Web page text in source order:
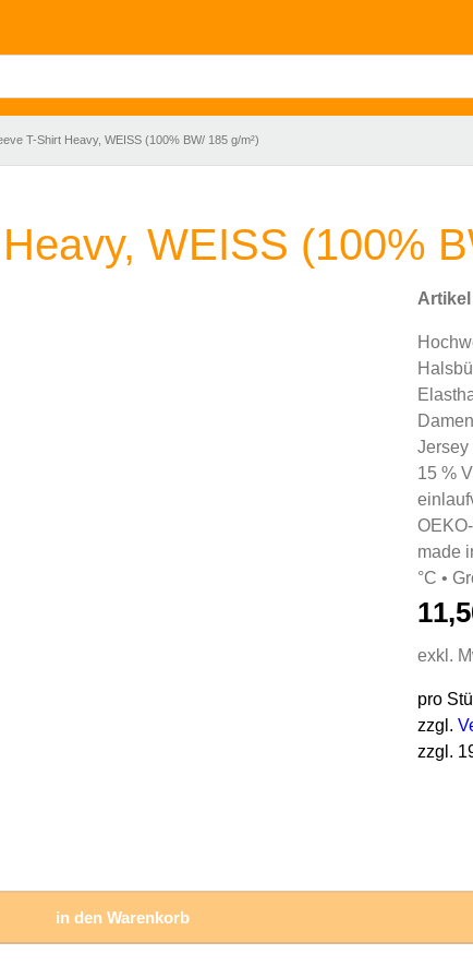
T-Shirt Heavy, WEISS (100% BW/ 185 g/m²)
WEISS (100%
Artikel
Jersey
15 %
made
°C •
exkl.
pro
zzgl.
zzgl.
in den Warenkorb